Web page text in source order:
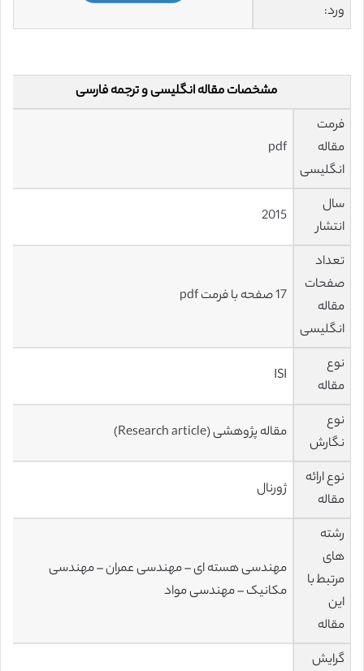
ورد:
مشخصات مقاله انگلیسی و ترجمه فارسی
فرمت
مقاله
انگلیسی
pdf
سال
انتشار
2015
تعداد
صفحات
مقاله
انگلیسی
17 صفحه با فرمت pdf
نوع
مقاله
ISI
نوع
نگارش
مقاله پژوهشی (Research article)
نوع ارائه
مقاله
ژورنال
رشته
های
مرتبط با
این
مقاله
مهندسی هسته ای – مهندسی عمران – مهندسی
مکانیک – مهندسی مواد
گرایش